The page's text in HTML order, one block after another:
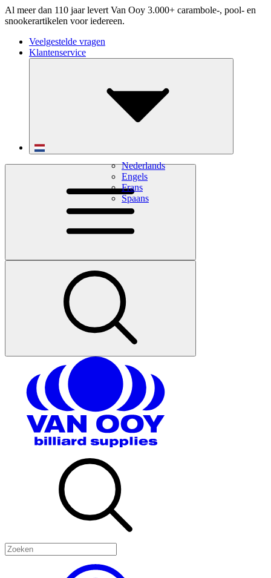
Al meer dan 110 jaar levert Van Ooy 3.000+ carambole-, pool- en
snookerartikelen voor iedereen.
Veelgestelde vragen
Klantenservice
Nederlands
Engels
Frans
Spaans